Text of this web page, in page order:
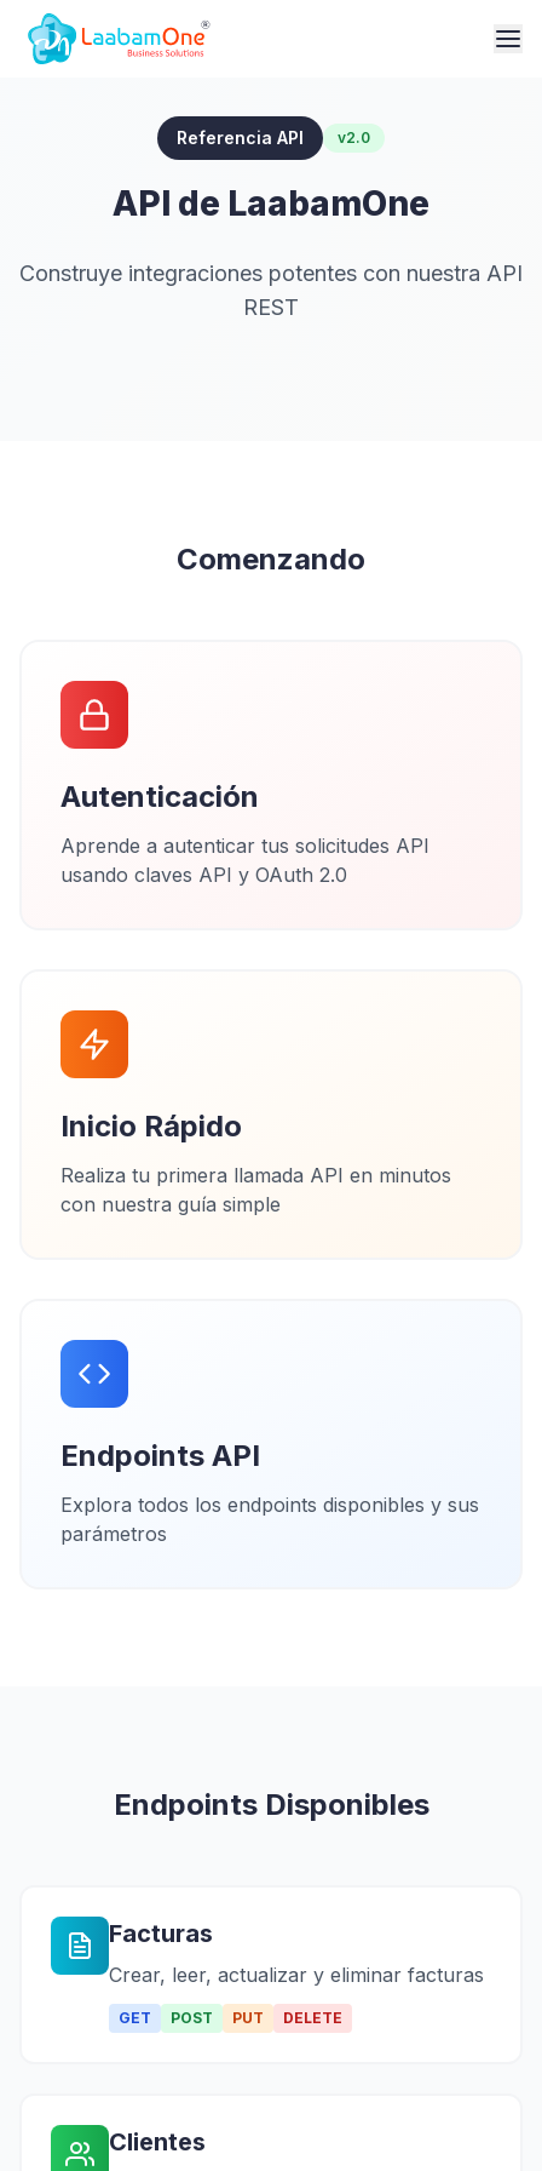
Referencia API v2.0
API de LaabamOne
Construye integraciones potentes con nuestra API
REST
Comenzando
Autenticación
Aprende a autenticar tus solicitudes API
usando claves API y OAuth 2.0
Inicio Rápido
Realiza tu primera llamada API en minutos
con nuestra guía simple
Endpoints API
Explora todos los endpoints disponibles y sus
parámetros
Endpoints Disponibles
Facturas
Crear, leer, actualizar y eliminar facturas
GET POST PUT DELETE
Clientes